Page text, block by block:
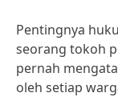
Pentingnya
seorang tokoh
pernah
oleh setiap